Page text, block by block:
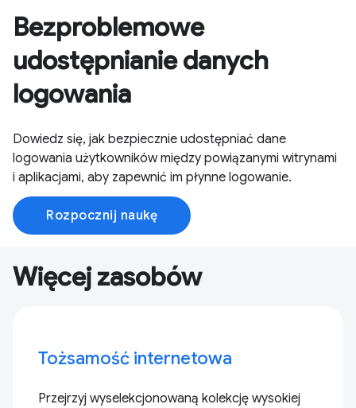
Bezproblemowe
udostępnianie danych
logowania
Dowiedz się, jak bezpiecznie udostępniać dane
logowania użytkowników między powiązanymi witrynami
i aplikacjami, aby zapewnić im płynne logowanie.
Rozpocznij naukę
Więcej zasobów
Tożsamość internetowa
Przejrzyj wyselekcjonowaną kolekcję wysokiej